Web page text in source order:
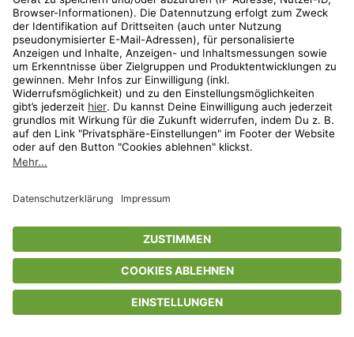
Privatsphäre-EinstellungenAGBDatenschutzCompliance
GeschenkgutscheinbedingungenImpressumHelp Center